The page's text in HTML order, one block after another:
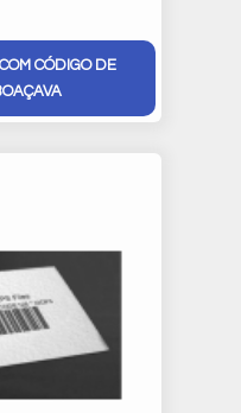
CÓDIGO DE